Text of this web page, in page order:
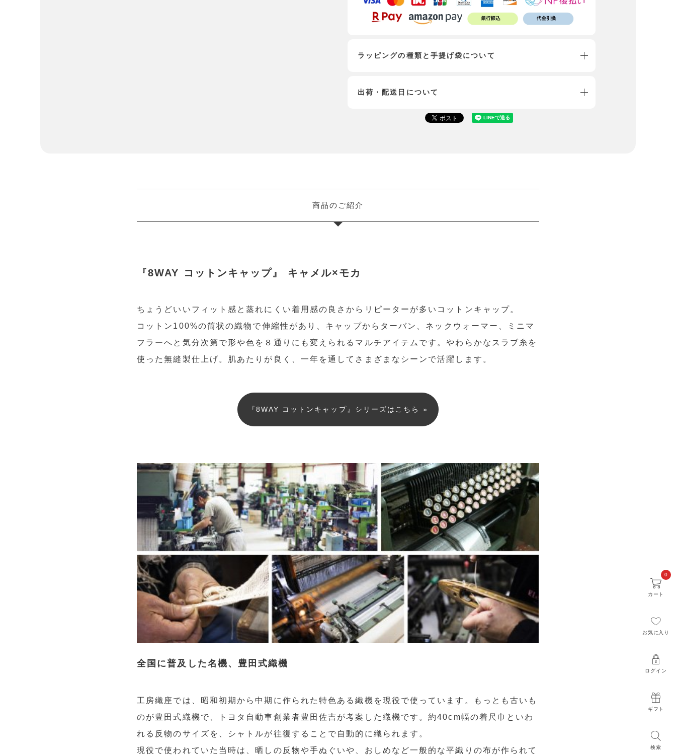
検索
ギフト
ログイン
お気に入り
カート
0
ラッピングの種類と手提げ袋について
出荷・配送日について
商品のご紹介
『8WAY コットンキャップ』 キャメル×モカ
ちょうどいいフィット感と蒸れにくい着用感の良さからリピーターが多いコットンキャップ。
コットン100%の筒状の織物で伸縮性があり、キャップからターバン、ネックウォーマー、ミニマ
フラーへと気分次第で形や色を８通りにも変えられるマルチアイテムです。やわらかなスラブ糸を
使った無縫製仕上げ。肌あたりが良く、一年を通してさまざまなシーンで活躍します。
『8WAY コットンキャップ』シリーズはこちら »
全国に普及した名機、豊田式織機
工房織座では、昭和初期から中期に作られた特色ある織機を現役で使っています。もっとも古いも
のが豊田式織機で、トヨタ自動車創業者豊田佐吉が考案した織機です。約40cm幅の着尺巾といわ
れる反物のサイズを、シャトルが往復することで自動的に織られます。
現役で使われていた当時は、晒しの反物や手ぬぐいや、おしめなど一般的な平織りの布が作られて